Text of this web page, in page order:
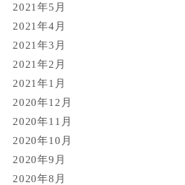
2021年5月
2021年4月
2021年3月
2021年2月
2021年1月
2020年12月
2020年11月
2020年10月
2020年9月
2020年8月